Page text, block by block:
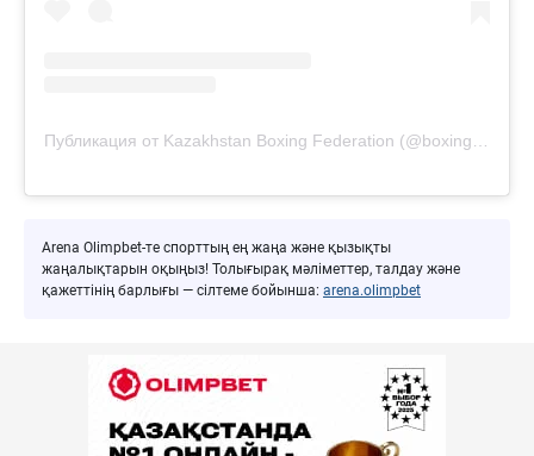
Arena Olimpbet-те спорттың ең жаңа және қызықты
жаңалықтарын оқыңыз! Толығырақ мәліметтер, талдау және
қажеттінің барлығы — сілтеме бойынша: arena.olimpbet